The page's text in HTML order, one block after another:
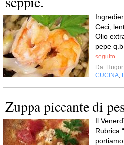
Ceci,
Olio
pepe
seguito
Da Hugor
CUCINA
Zuppa piccante di
Il
Rubrica